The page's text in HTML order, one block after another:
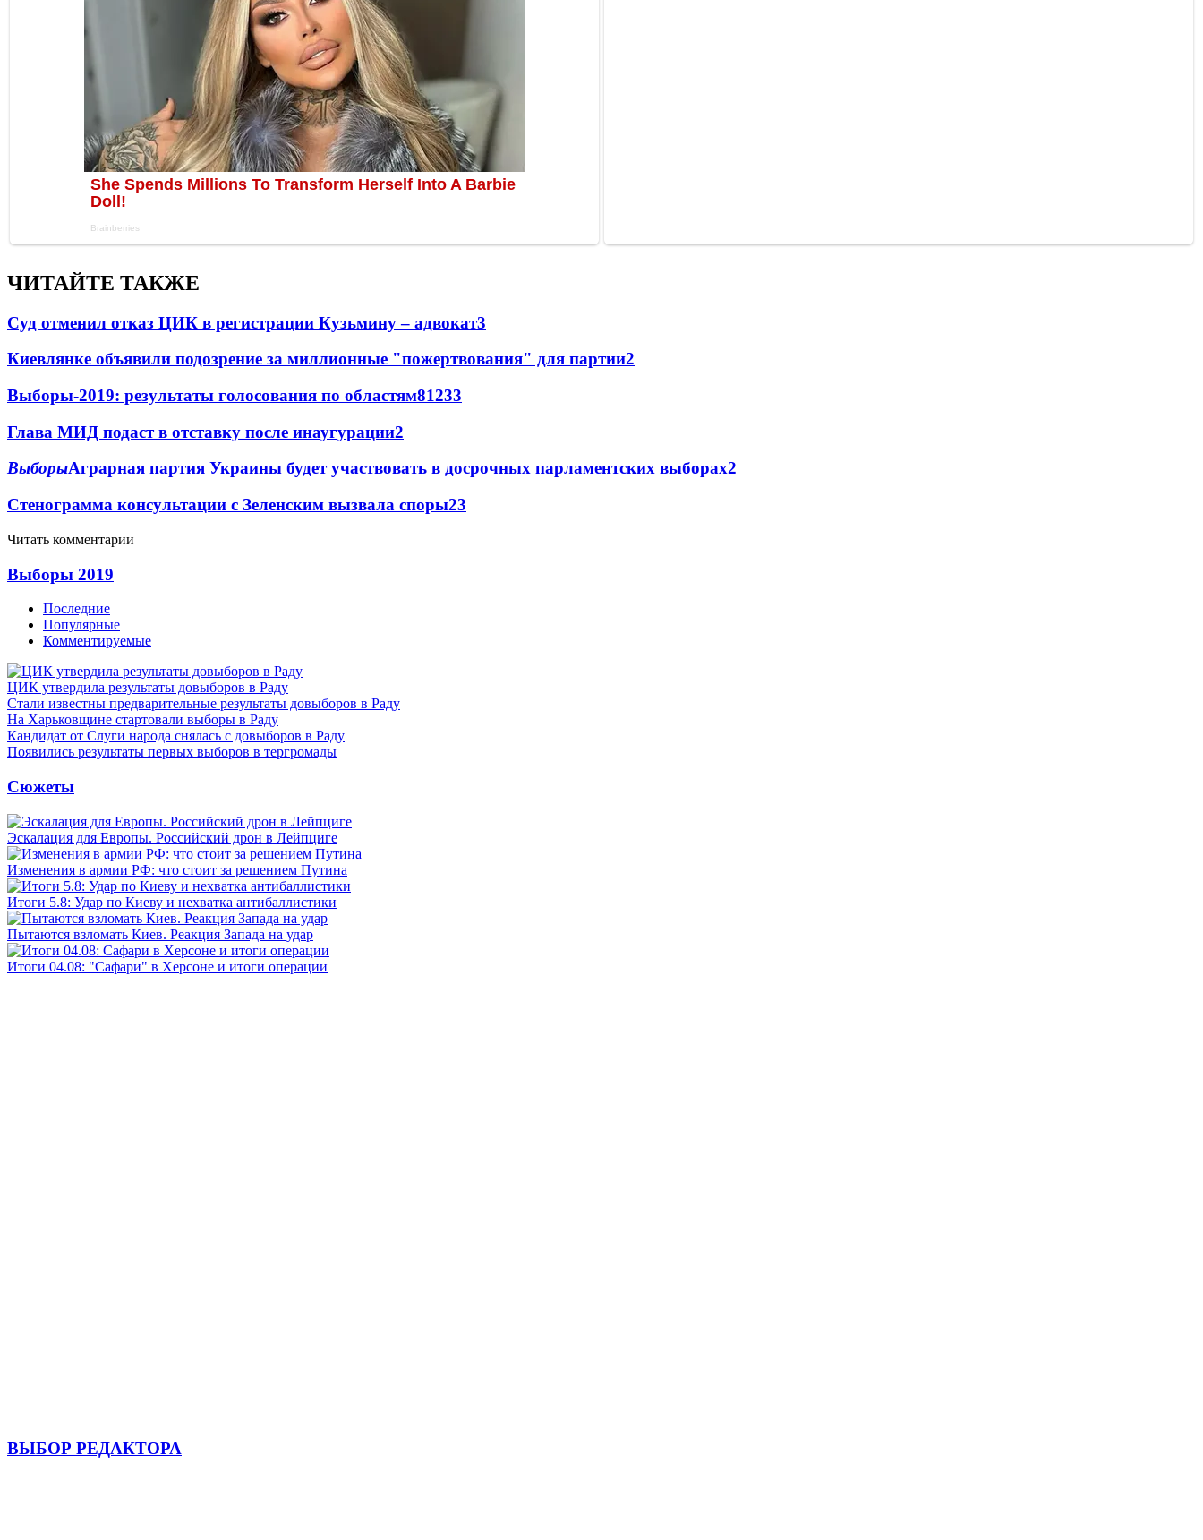
ЧИТАЙТЕ ТАКЖЕ
Суд отменил отказ ЦИК в регистрации Кузьмину – адвокат3
Киевлянке объявили подозрение за миллионные "пожертвования" для партии2
Выборы-2019: результаты голосования по областям81233
Глава МИД подаст в отставку после инаугурации2
ВыборыАграрная партия Украины будет участвовать в досрочных парламентских выборах2
Стенограмма консультации с Зеленским вызвала споры23
Читать комментарии
Выборы 2019
Последние
Популярные
Комментируемые
ЦИК утвердила результаты довыборов в Раду
Стали известны предварительные результаты довыборов в Раду
На Харьковщине стартовали выборы в Раду
Кандидат от Слуги народа снялась с довыборов в Раду
Появились результаты первых выборов в тергромады
Сюжеты
Эскалация для Европы. Российский дрон в Лейпциге
Изменения в армии РФ: что стоит за решением Путина
Итоги 5.8: Удар по Киеву и нехватка антибаллистики
Пытаются взломать Киев. Реакция Запада на удар
Итоги 04.08: "Сафари" в Херсоне и итоги операции
ВЫБОР РЕДАКТОРА